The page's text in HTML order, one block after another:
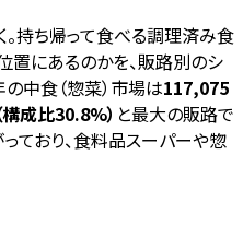
。持ち帰って食べる調理済み食
置にあるのかを、販路別のシ
中食（惣菜）市場は117,075
成比30.8%） と最大の販路で
ており、食料品スーパーや惣